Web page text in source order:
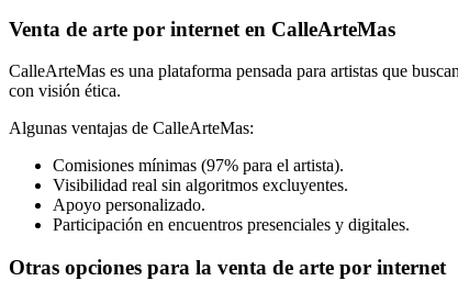
Venta de arte por internet en CalleArteMas
CalleArteMas es una plataforma pensada para artistas que
con visión ética.
Algunas ventajas de CalleArteMas:
Comisiones mínimas (97% para el artista).
Visibilidad real sin algoritmos excluyentes.
Apoyo personalizado.
Participación en encuentros presenciales y digitales.
Otras opciones para la venta de arte por internet